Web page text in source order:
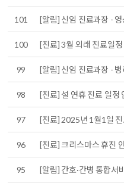
101 [알림] 신임 진료과장 -
100 [진료] 3월 외래 진료일정
99 [알림] 신임 진료과장 - 병
98 [진료] 설 연휴 진료 일정
97 [진료] 2025년 1월1일
96 [진료] 크리스마스 휴진
95 [알림] 간호·간병 통합서